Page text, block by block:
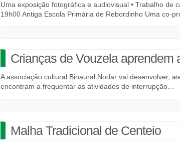
Uma exposição fotográfica e audiovisual • Trabalho
19h00 Antiga Escola Primária de Rebordinho Uma co-
Crianças de Vouzela aprendem
A associação cultural Binaural Nodar vai desenvolver,
encontram a frequentar as atividades de interrupção…
Malha Tradicional de Centeio